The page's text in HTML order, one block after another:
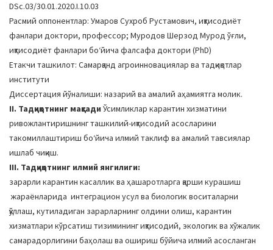
DSc.03/30.01.2020.I.10.03
Расмий оппонентлар: Умаров Сухроб Рустамович, иқтисодиёт
фанлари доктори, профессор; Муродов Шерзод Мурод ўғли,
иқтисодиёт фанлари боʻйича фалсафа доктори (PhD)
Етакчи ташкилот: Самарқанд агроинновациялар ва тадқиқотлар
институти
Диссертация йўналиши: назарий ва амалий аҳамиятга молик.
II. Тадқиқотнинг мақсади Ўсимликлар карантин хизматини
ривожлантиришнинг ташкилий-иқтисодий асосларини
такомиллаштириш боʻйича илмий таклиф ва амалий тавсиялар
ишлаб чиқиш.
III. Тадқиқотнинг илмий янгилиги:
зарарли карантин касаллик ва ҳашаротларга қарши курашиш
жараёнларида интеграцион усул ва биологик воситаларни
қўллаш, кутиладиган зарарларнинг олдини олиш, карантин
хизматлари кўрсатиш тизимининг иқтисодий, экологик ва хўжалик
самарадорлигини баҳолаш ва ошириш бўйича илмий асосланган